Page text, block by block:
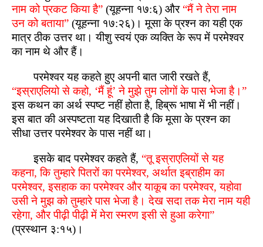
नाम को प्रकट किया है” (यूहन्ना १७:६) और “मैं ने तेरा नाम
उन को बताया” (यूहन्ना १७:२६)। मूसा के प्रश्न का यही एक
मात्र ठीक उत्तर था। यीशु स्वयं एक व्यक्ति के रूप में परमेश्वर
का नाम थे और हैं।
परमेश्वर यह कहते हुए अपनी बात जारी रखते हैं,
“इस्राएलियो से कहो, ‘मैं हूं’ ने मुझे तुम लोगों के पास भेजा है।”
इस कथन का अर्थ स्पष्ट नहीं होता है, हिब्रू भाषा में भी नहीं।
इस बात की अस्पष्टता यह दिखाती है कि मूसा के प्रश्न का
सीधा उत्तर परमेश्वर के पास नहीं था।
इसके बाद परमेश्वर कहते हैं, “तू इस्राएलियों से यह
कहना, कि तुम्हारे पितरों का परमेश्वर, अर्थात इब्राहीम का
परमेश्वर, इसहाक का परमेश्वर और याकूब का परमेश्वर, यहोवा
उसी ने मुझ को तुम्हारे पास भेजा है। देख सदा तक मेरा नाम यही
रहेगा, और पीढ़ी पीढ़ी में मेरा स्मरण इसी से हुआ करेगा”
(प्रस्थान ३:१५)।